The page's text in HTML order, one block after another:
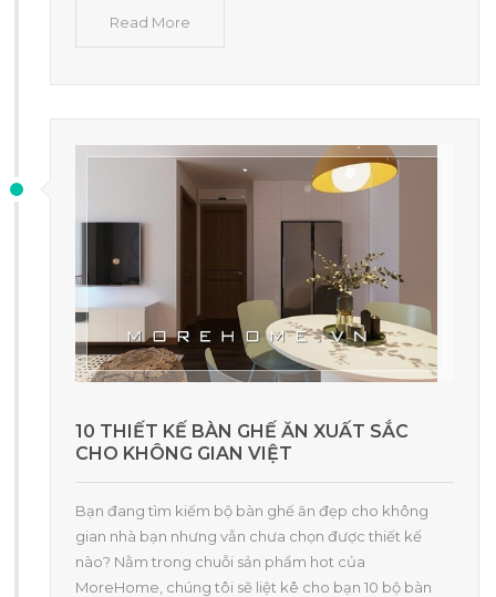
Read More
10 THIẾT KẾ BÀN GHẾ ĂN XUẤT SẮC
CHO KHÔNG GIAN VIỆT
Bạn đang tìm kiếm bộ bàn ghế ăn đẹp cho không
gian nhà bạn nhưng vẫn chưa chọn được thiết kế
nào? Nằm trong chuỗi sản phẩm hot của
MoreHome, chúng tôi sẽ liệt kê cho bạn 10 bộ bàn